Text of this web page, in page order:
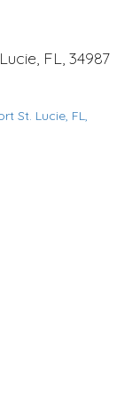
FL, 34987